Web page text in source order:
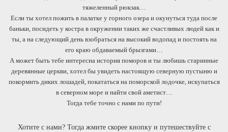
тяжеленный рюкзак…
Если ты хотел пожить в палатке у горного озера и окунуться туда после
баньки, посидеть у костра в окружении таких же счастливых людей как и
ты, а на следующий день взобраться на высокий водопад и постоять на
его краю обдаваемый брызгами…
А может быть тебе интересна история поморов и ты любишь старинные
деревянные церкви, хотел бы увидеть настоящую северную пустыню и
покормить диких лошадей, покататься на поморской лодочке, искупаться
в северном море и найти свой аметист…
Тогда тебе точно с нами по пути!
Хотите с нами? Тогда жмите скорее кнопку и путешествуйте с